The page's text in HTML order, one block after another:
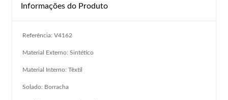
Informações do Produto
Referência: V4162
Material Externo: Sintético
Material Interno: Têxtil
Solado: Borracha